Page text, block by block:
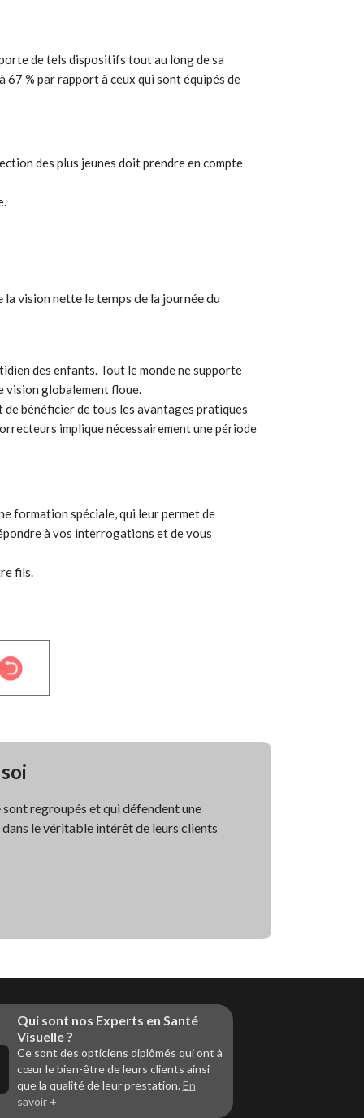
de tels dispositifs tout au long de sa
67 % par rapport à ceux qui sont équipés de
des plus jeunes doit prendre en compte
vision nette le temps de la journée du
des enfants. Tout le monde ne supporte
vision globalement floue.
bénéficier de tous les avantages pratiques
implique nécessairement une période
formation spéciale, qui leur permet de
à vos interrogations et de vous
fils.
regroupés et qui défendent une
le véritable intérêt de leurs clients
Qui sont nos Experts en Santé
Visuelle ?
Ce sont des opticiens diplômés qui ont à
cœur le bien-être de leurs clients ainsi
que la qualité de leur prestation.En
savoir +